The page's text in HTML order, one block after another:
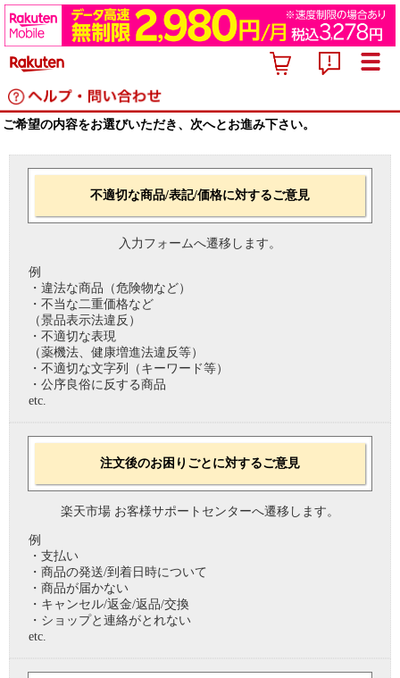
ご希望の内容をお選びいただき、次へとお進み下さい。
不適切な商品/表記/価格に対するご意見
入力フォームへ遷移します。
例
・違法な商品（危険物など）
・不当な二重価格など
（景品表示法違反）
・不適切な表現
（薬機法、健康増進法違反等）
・不適切な文字列（キーワード等）
・公序良俗に反する商品
etc.
注文後のお困りごとに対するご意見
楽天市場 お客様サポートセンターへ遷移します。
例
・支払い
・商品の発送/到着日時について
・商品が届かない
・キャンセル/返金/返品/交換
・ショップと連絡がとれない
etc.